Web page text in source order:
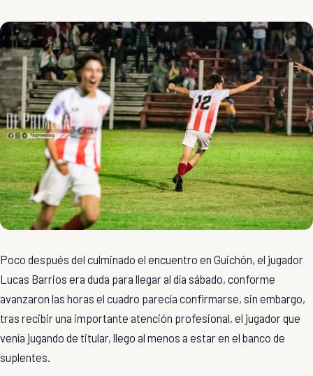
Poco después del culminado el encuentro en Guichón, el jugador
Lucas Barrios era duda para llegar al día sábado, conforme
avanzaron las horas el cuadro parecía confirmarse, sin embargo,
tras recibir una importante atención profesional, el jugador que
venía jugando de titular, llego al menos a estar en el banco de
suplentes.